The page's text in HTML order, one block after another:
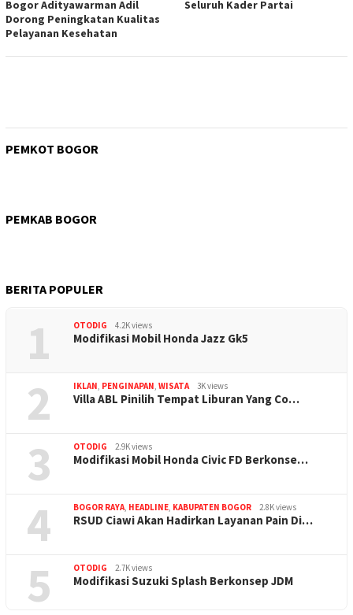
Bogor Adityawarman Adil
Dorong Peningkatan Kualitas
Pelayanan Kesehatan
Seluruh Kader Partai
PEMKOT BOGOR
PEMKAB BOGOR
BERITA POPULER
1 OTODIG 4.2K views
Modifikasi Mobil Honda Jazz Gk5
2 IKLAN PENGINAPAN WISATA 3K views
Villa ABL Pinilih Tempat Liburan Yang Co…
3 OTODIG 2.9K views
Modifikasi Mobil Honda Civic FD Berkonse…
4 BOGOR RAYA HEADLINE KABUPATEN BOGOR 2.8K views
RSUD Ciawi Akan Hadirkan Layanan Pain Di…
5 OTODIG 2.7K views
Modifikasi Suzuki Splash Berkonsep JDM